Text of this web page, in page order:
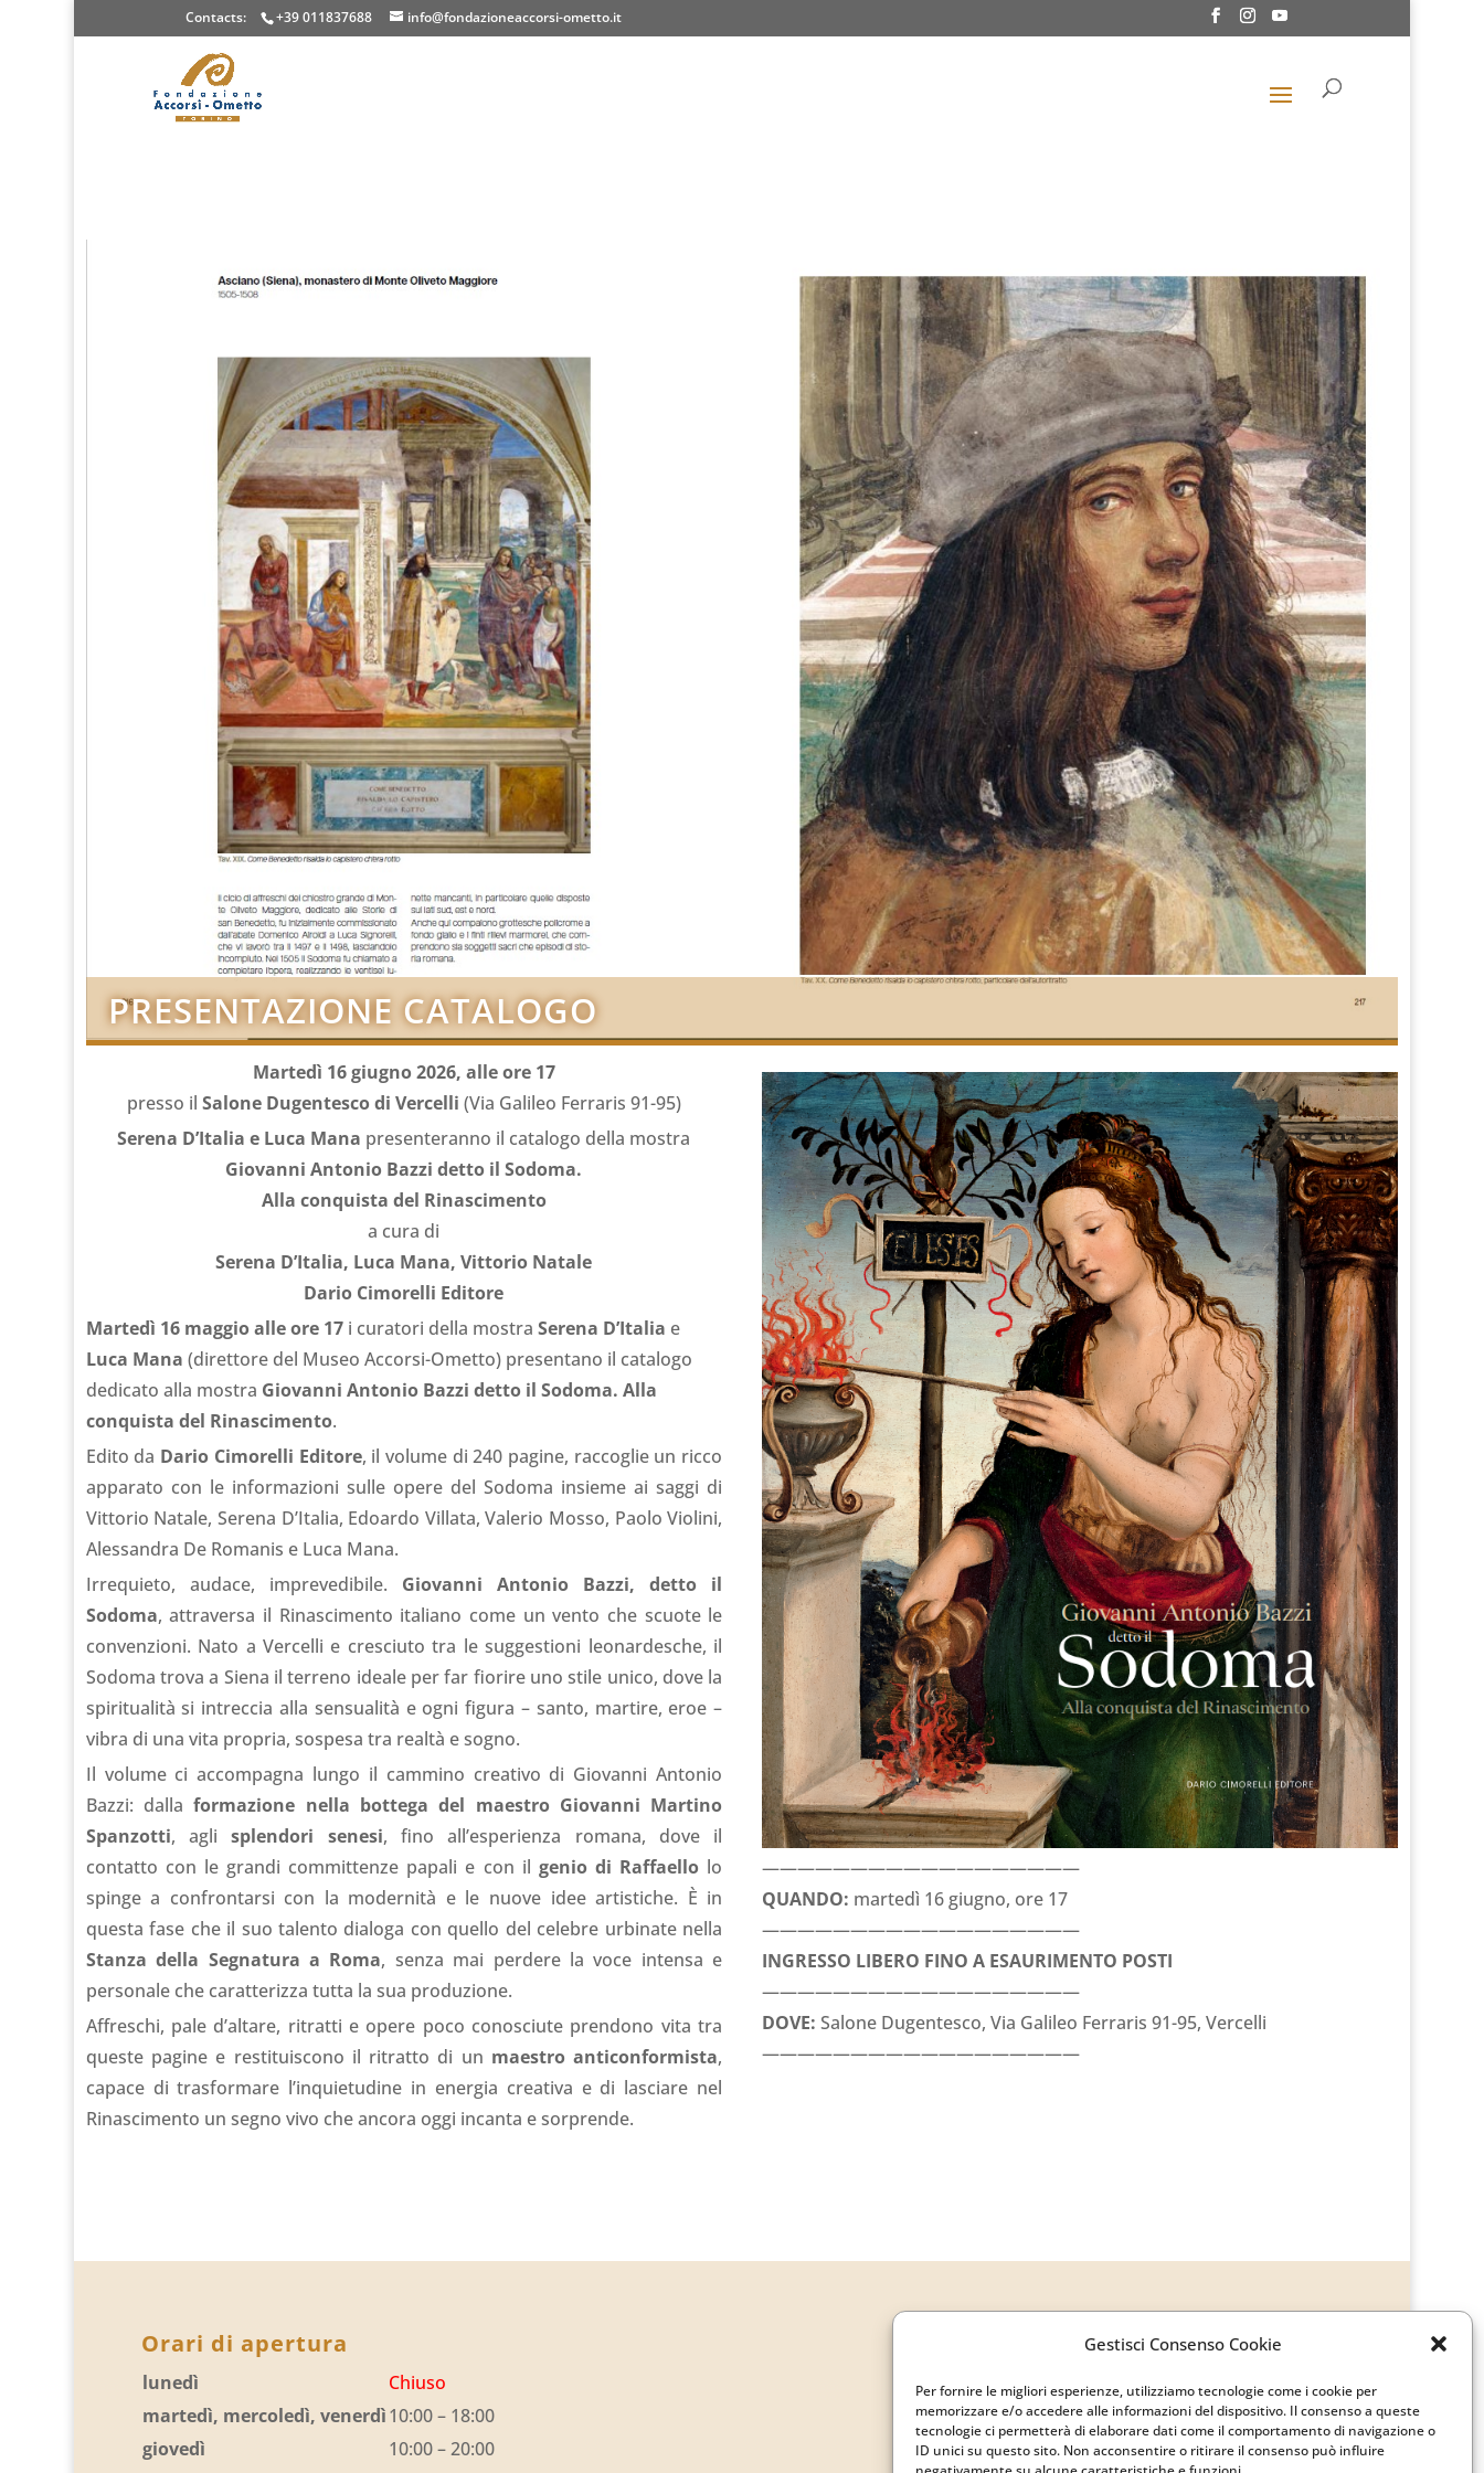
Gestisci Consenso Cookie
Per fornire le migliori esperienze, utilizziamo tecnologie come i cookie per
memorizzare e/o accedere alle informazioni del dispositivo. Il consenso a queste
tecnologie ci permetterà di elaborare dati come il comportamento di navigazione o
ID unici su questo sito. Non acconsentire o ritirare il consenso può influire
Contacts: +39 011837688 info@fondazioneaccorsi-ometto.it
PRESENTAZIONE CATALOGO
Martedì 16 giugno 2026, alle ore 17
presso il Salone Dugentesco di Vercelli (Via Galileo Ferraris 91-95)
Serena D’Italia e Luca Mana presenteranno il catalogo della mostra
Giovanni Antonio Bazzi detto il Sodoma.
Alla conquista del Rinascimento
a cura di
Serena D’Italia, Luca Mana, Vittorio Natale
Dario Cimorelli Editore
Martedì 16 maggio alle ore 17i curatori della mostra Serena D’Italia e
Luca Mana (direttore del Museo Accorsi-Ometto) presentano il catalogo
dedicato alla mostra Giovanni Antonio Bazzi detto il Sodoma. Alla
conquista del Rinascimento.
Edito da Dario Cimorelli Editore, il volume di 240 pagine, raccoglie un ricco
apparato con le informazioni sulle opere del Sodoma insieme ai saggi di
Vittorio Natale, Serena D’Italia, Edoardo Villata, Valerio Mosso, Paolo Violini,
Alessandra De Romanis e Luca Mana.
Irrequieto, audace, imprevedibile. Giovanni Antonio Bazzi, detto il
Sodoma, attraversa il Rinascimento italiano come un vento che scuote le
convenzioni. Nato a Vercelli e cresciuto tra le suggestioni leonardesche, il
Sodoma trova a Siena il terreno ideale per far fiorire uno stile unico, dove la
spiritualità si intreccia alla sensualità e ogni figura – santo, martire, eroe –
vibra di una vita propria, sospesa tra realtà e sogno.
Il volume ci accompagna lungo il cammino creativo di Giovanni Antonio
Bazzi: dallaformazione nella bottega del maestro Giovanni Martino
Spanzotti, aglisplendori senesi, fino all’esperienza romana, dove il
contatto con le grandi committenze papali e con il genio di Raffaello lo
spinge a confrontarsi con la modernità e le nuove idee artistiche. È in
questa fase che il suo talento dialoga con quello del celebre urbinate nella
Stanza della Segnatura a Roma, senza mai perdere la voce intensa e
personale che caratterizza tutta la sua produzione.
Affreschi, pale d’altare, ritratti e opere poco conosciute prendono vita tra
queste pagine e restituiscono il ritratto di un maestro anticonformista,
capace di trasformare l’inquietudine in energia creativa e di lasciare nel
Rinascimento un segno vivo che ancora oggi incanta e sorprende.
——————————————————
QUANDO: martedì 16 giugno, ore 17
——————————————————
INGRESSO LIBERO FINO A ESAURIMENTO POSTI
——————————————————
DOVE: Salone Dugentesco, Via Galileo Ferraris 91-95, Vercelli
——————————————————
Orari di apertura
lunedì
Chiuso
martedì, mercoledì, venerdì10:00 – 18:00
giovedì
10:00 – 20:00